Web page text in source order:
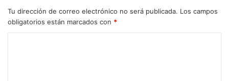
Tu dirección de correo electrónico no será publicada. Los campos
obligatorios están marcados con *